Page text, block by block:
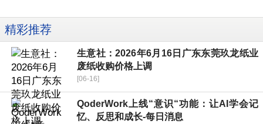
精彩推荐
生意社：2026年6月16日广东东莞玖龙纸业
废纸收购价格上调
[06-16]
QoderWork上线“意识“功能：让AI学会记
忆、反思和成长-每日消息